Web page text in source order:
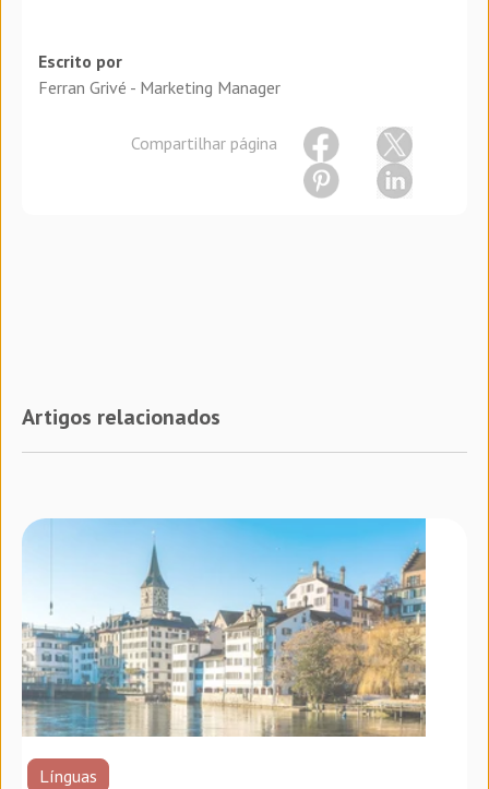
Escrito por
Ferran Grivé - Marketing Manager
Compartilhar página
Artigos relacionados
Línguas